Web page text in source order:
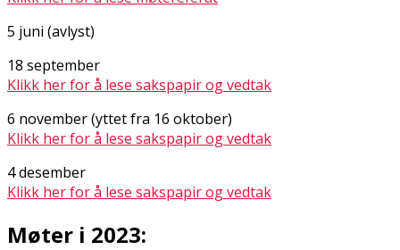
5 juni (avlyst)
18 september
Klikk her for å lese sakspapir og vedtak
6 november (flyttet fra 16 oktober)
Klikk her for å lese sakspapir og vedtak
4 desember
Klikk her for å lese sakspapir og vedtak
Møter i 2023: